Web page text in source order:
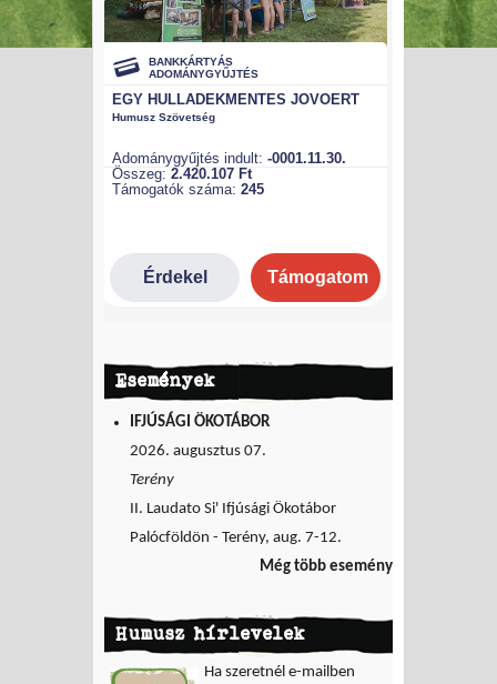
Események
IFJÚSÁGI ÖKOTÁBOR
2026. augusztus 07.
Terény
II. Laudato Si' Ifjúsági Ökotábor
Palócföldön - Terény, aug. 7-12.
Még több esemény
Humusz hírlevelek
Ha szeretnél e-mailben